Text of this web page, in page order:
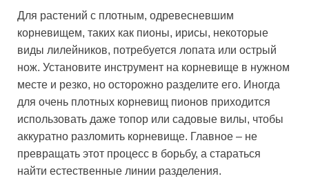
Для растений с плотным, одревесневшим
корневищем, таких как пионы, ирисы, некоторые
виды лилейников, потребуется лопата или острый
нож. Установите инструмент на корневище в нужном
месте и резко, но осторожно разделите его. Иногда
для очень плотных корневищ пионов приходится
использовать даже топор или садовые вилы, чтобы
аккуратно разломить корневище. Главное – не
превращать этот процесс в борьбу, а стараться
найти естественные линии разделения.